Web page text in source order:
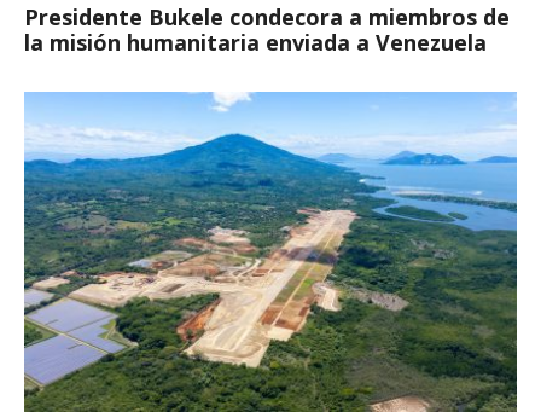
Presidente Bukele condecora a miembros de
la misión humanitaria enviada a Venezuela